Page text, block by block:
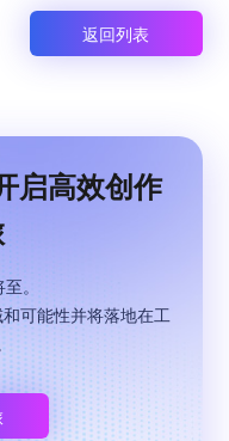
返回列表
启高效创作
。
可能性并将落地在工